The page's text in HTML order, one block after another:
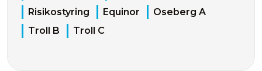
Risikostyring
Equinor
Oseberg A
Troll B
Troll C